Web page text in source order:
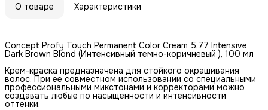
О товаре Характеристики
Concept Profy Touch Permanent Color Cream 5.77 Intensive
Dark Brown Blond (Интенсивный темно-коричневый ), 100 мл
Крем-краска предназначена для стойкого окрашивания
волос. При ее совместном использовании со специальными
профессиональными микстонами и корректорами можно
создавать любые по насыщенности и интенсивности
оттенки.